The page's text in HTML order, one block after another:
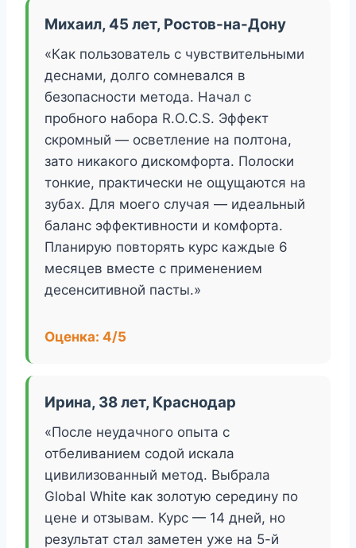
Михаил, 45 лет, Ростов-на-Дону
«Как пользователь с чувствительными
деснами, долго сомневался в
безопасности метода. Начал с
пробного набора R.O.C.S. Эффект
скромный — осветление на полтона,
зато никакого дискомфорта. Полоски
тонкие, практически не ощущаются на
зубах. Для моего случая — идеальный
баланс эффективности и комфорта.
Планирую повторять курс каждые 6
месяцев вместе с применением
десенситивной пасты.»
Оценка: 4/5
Ирина, 38 лет, Краснодар
«После неудачного опыта с
отбеливанием содой искала
цивилизованный метод. Выбрала
Global White как золотую середину по
цене и отзывам. Курс — 14 дней, но
результат стал заметен уже на 5-й